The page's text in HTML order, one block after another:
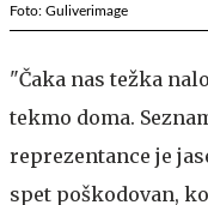
Foto: Guliverimage
"Čaka nas težka
tekmo doma.
reprezentance je
spet poškodovan,